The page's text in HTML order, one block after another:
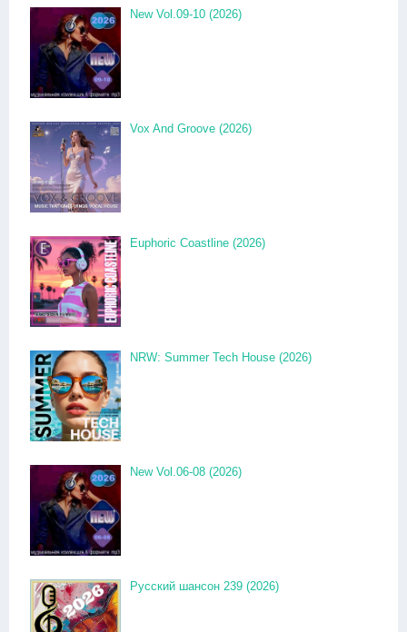
New Vol.09-10 (2026)
Vox And Groove (2026)
Euphoric Coastline (2026)
NRW: Summer Tech House (2026)
New Vol.06-08 (2026)
Русский шансон 239 (2026)